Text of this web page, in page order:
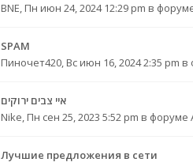
BNE, Пн июн 24, 2024 12:29 pm в
SPAM
Пиночет420, Вс июн 16, 2024 2:35 pm в
איי צבים ירוקים
Nike, Пн сен 25, 2023 5:52 pm в форуме
Лучшие предложения в сети